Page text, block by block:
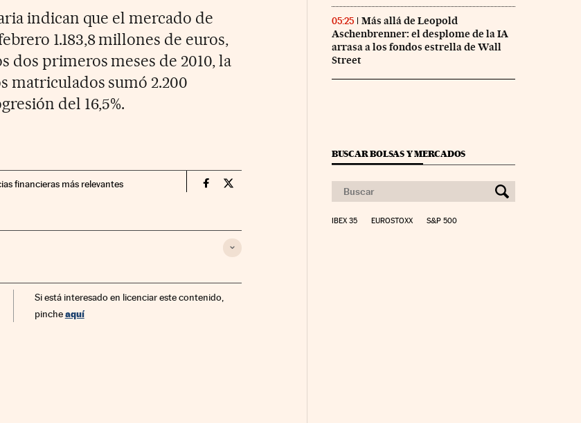
indican que el mercado de
1.183,8 millones de euros,
dos primeros meses de 2010, la
matriculados sumó 2.200
del 16,5%.
financieras más relevantes Companias Cinco Días en Facebook
Companias Cinco Días en Twitter
Si está interesado en licenciar este contenido,
pincheaquí
05:25
Más allá de Leopold
Aschenbrenner: el desplome de la IA
arrasa a los fondos estrella de Wall
Street
BUSCAR BOLSAS Y MERCADOS
IBEX 35 EUROSTOXX S&P 500